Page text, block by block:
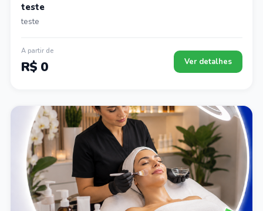
teste
teste
A partir de
R$ 0 Ver detalhes